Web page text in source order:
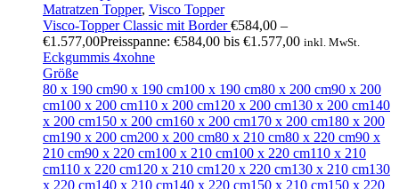
Matratzen Topper, Visco Topper
Visco-Topper Classic mit Border€584,00 –
€1.577,00Preisspanne: €584,00 bis €1.577,00 inkl. MwSt.
Eckgummis 4xohne
Größe
80 x 190 cm90 x 190 cm100 x 190 cm80 x 200 cm90 x 200
cm100 x 200 cm110 x 200 cm120 x 200 cm130 x 200 cm140
x 200 cm150 x 200 cm160 x 200 cm170 x 200 cm180 x 200
cm190 x 200 cm200 x 200 cm80 x 210 cm80 x 220 cm90 x
210 cm90 x 220 cm100 x 210 cm100 x 220 cm110 x 210
cm110 x 220 cm120 x 210 cm120 x 220 cm130 x 210 cm130
x 220 cm140 x 210 cm140 x 220 cm150 x 210 cm150 x 220